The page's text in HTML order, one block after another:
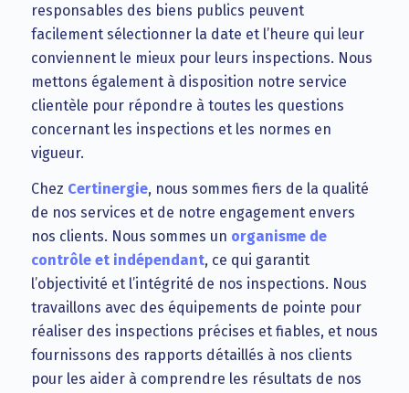
responsables des biens publics peuvent
facilement sélectionner la date et l’heure qui leur
conviennent le mieux pour leurs inspections. Nous
mettons également à disposition notre service
clientèle pour répondre à toutes les questions
concernant les inspections et les normes en
vigueur.
Chez Certinergie, nous sommes fiers de la qualité
de nos services et de notre engagement envers
nos clients. Nous sommes un organisme de
contrôle et indépendant, ce qui garantit
l’objectivité et l’intégrité de nos inspections. Nous
travaillons avec des équipements de pointe pour
réaliser des inspections précises et fiables, et nous
fournissons des rapports détaillés à nos clients
pour les aider à comprendre les résultats de nos